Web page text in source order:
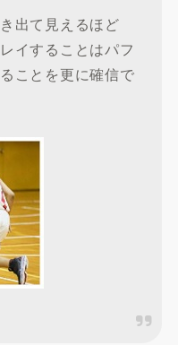
出て見えるほど
イすることはパフ
ことを更に確信で